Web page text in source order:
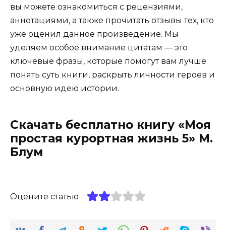
вы можете ознакомиться с рецензиями,
аннотациями, а также прочитать отзывы тех, кто
уже оценил данное произведение. Мы
уделяем особое внимание цитатам — это
ключевые фразы, которые помогут вам лучше
понять суть книги, раскрыть личности героев и
основную идею истории.
Скачать бесплатно книгу «Моя
простая курортная жизнь 5» М.
Блум
Оцените статью